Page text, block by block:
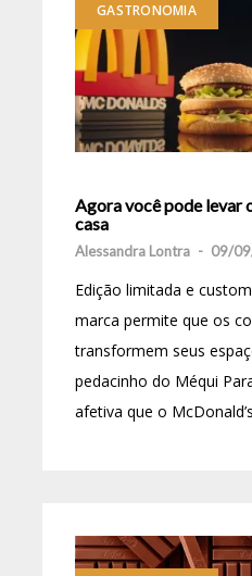
GASTRONOMIA
Agora você pode levar
casa
Alessandra Lontra - 09/
Edição limitada e
marca permite que os
transformem seus
pedacinho do Méqui
afetiva que o